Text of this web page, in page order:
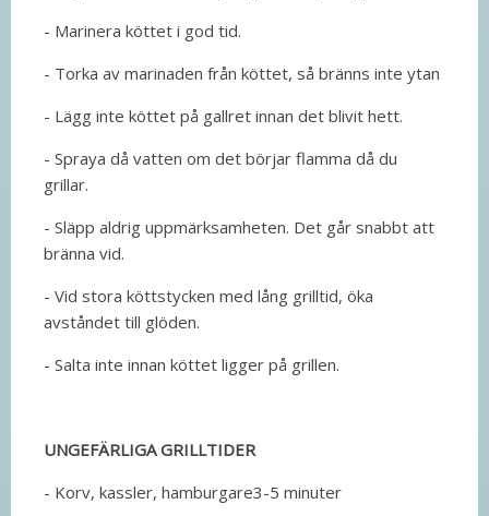
- Marinera köttet i god tid.
- Torka av marinaden från köttet, så bränns inte ytan
- Lägg inte köttet på gallret innan det blivit hett.
- Spraya då vatten om det börjar flamma då du
grillar.
- Släpp aldrig uppmärksamheten. Det går snabbt att
bränna vid.
- Vid stora köttstycken med lång grilltid, öka
avståndet till glöden.
- Salta inte innan köttet ligger på grillen.
UNGEFÄRLIGA GRILLTIDER
- Korv, kassler, hamburgare3-5 minuter